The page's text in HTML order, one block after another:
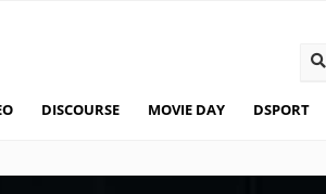
DISCOURSE MOVIE DAY DSPORT